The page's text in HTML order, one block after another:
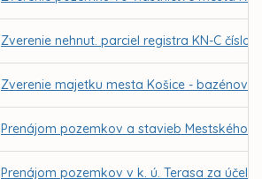
Zverenie nehnut. parciel registra KN-C
Zverenie majetku mesta Košice -
Prenájom pozemkov a stavieb Mestského
Prenájom pozemkov v k. ú. Terasa za